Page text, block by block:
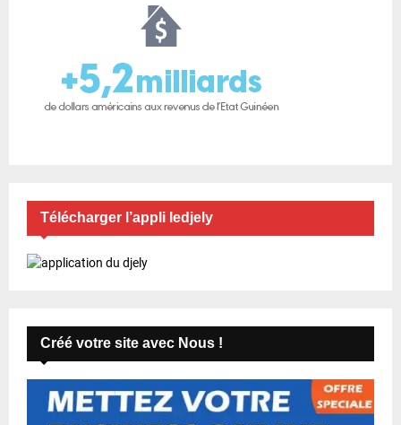
Télécharger l’appli ledjely
Créé votre site avec Nous !